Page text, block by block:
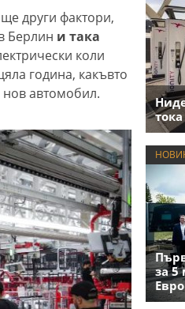
други фактори,
Берлин и така
коли
година, какъвто
нов автомобил.
за 5